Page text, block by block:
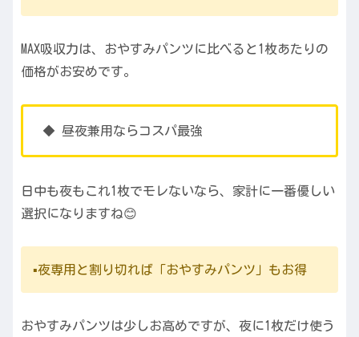
MAX吸収力は、おやすみパンツに比べると1枚あたりの
価格がお安めです。
◆ 昼夜兼用ならコスパ最強
日中も夜もこれ1枚でモレないなら、家計に一番優しい
選択になりますね😊
▪️夜専用と割り切れば「おやすみパンツ」もお得
おやすみパンツは少しお高めですが、夜に1枚だけ使う